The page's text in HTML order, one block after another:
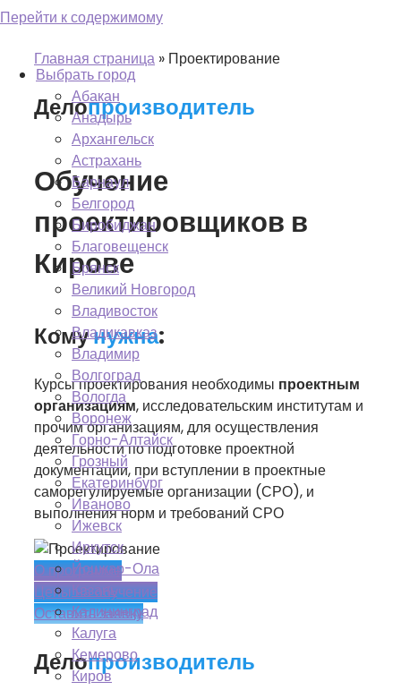
Перейти к содержимому
Выбрать город
Абакан
Анадырь
Архангельск
Астрахань
Барнаул
Белгород
Биробиджан
Благовещенск
Брянск
Великий Новгород
Владивосток
Владикавказ
Владимир
Волгоград
Вологда
Воронеж
Горно-Алтайск
Грозный
Екатеринбург
Иваново
Ижевск
Иркутск
Йошкар-Ола
Казань
Калининград
Калуга
Кемерово
Киров
Главная страница » Проектирование
Делопроизводитель
Обучение
проектировщиков в
Кирове
Комунужна:
Курсы проектирования необходимы проектным
организациям, исследовательским институтам и
прочим организациям, для осуществления
деятельности по подготовке проектной
документации, при вступлении в проектные
саморегулируемые организации (СРО), и
выполнения норм и требований СРО
О программе
Цены на обучение
Оставить заявку
Делопроизводитель